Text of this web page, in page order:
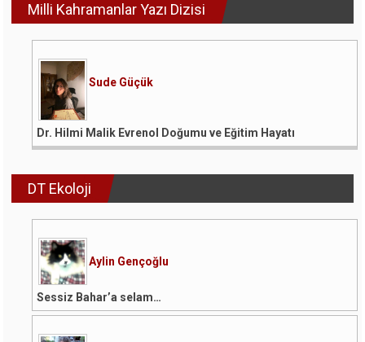
Milli Kahramanlar Yazı Dizisi
Sude Güçük
Dr. Hilmi Malik Evrenol Doğumu ve Eğitim Hayatı
DT Ekoloji
Aylin Gençoğlu
Sessiz Bahar’a selam…